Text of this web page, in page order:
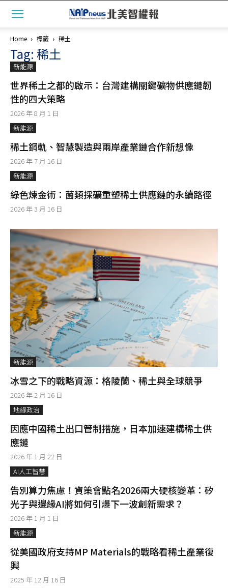
Home 標籤 稀土
Tag: 稀土
新能源
世界稀土之都的啟示：台灣建構關鍵礦物供應鏈韌
性的四大策略
2026 年 8 月 1 日
新能源
稀土鋼軌、智慧製造與兩岸產業鏈合作新想像
2026 年 7 月 16 日
新能源
綠色煉金術：菌類採礦重塑稀土供應鏈的永續路徑
2026 年 3 月 16 日
新能源
冰雪之下的戰略資源：格陵蘭、稀土與全球競爭
2026 年 2 月 16 日
地緣政治
因應中國稀土出口管制措施，日本加速建構稀土供
應鏈
2026 年 1 月 22 日
AI人工智慧
告別算力焦慮！資策會點名2026兩大硬核變革：矽
光子與邊緣AI將如何引爆下一波創新需求？
2026 年 1 月 1 日
新能源
從美國政府支持MP Materials的戰略看稀土產業復
興
2025 年 12 月 16 日